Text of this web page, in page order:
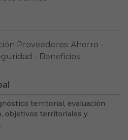
Proveedores: Ahorro -
- Beneficios
territorial, evaluación
objetivos territoriales y